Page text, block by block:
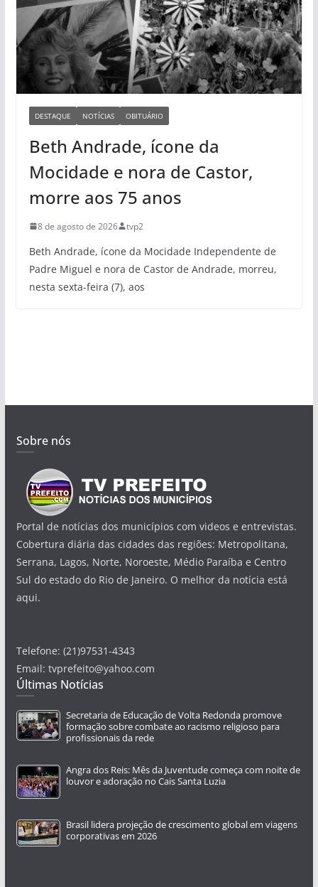
DESTAQUE NOTÍCIAS OBITUÁRIO
Beth Andrade, ícone da
Mocidade e nora de Castor,
morre aos 75 anos
8 de agosto de 2026 tvp2
Beth Andrade, ícone da Mocidade Independente de
Padre Miguel e nora de Castor de Andrade, morreu,
nesta sexta-feira (7), aos
Sobre nós
Portal de notícias dos municípios com videos e entrevistas.
Cobertura diária das cidades das regiões: Metropolitana,
Serrana, Lagos, Norte, Noroeste, Médio Paraíba e Centro
Sul do estado do Rio de Janeiro. O melhor da notícia está
aqui.
Telefone: (21)97531-4343
Email: tvprefeito@yahoo.com
Últimas Notícias
Secretaria de Educação de Volta Redonda promove
formação sobre combate ao racismo religioso para
profissionais da rede
Angra dos Reis: Mês da Juventude começa com noite de
louvor e adoração no Cais Santa Luzia
Brasil lidera projeção de crescimento global em viagens
corporativas em 2026